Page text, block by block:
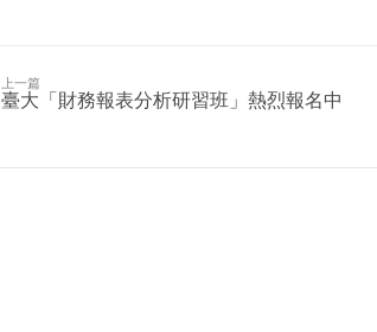
上一篇
臺大「財務報表分析研習班」熱烈報名中